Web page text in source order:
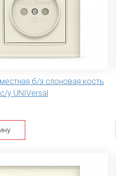
б/з слоновая кость
у UNIVersal